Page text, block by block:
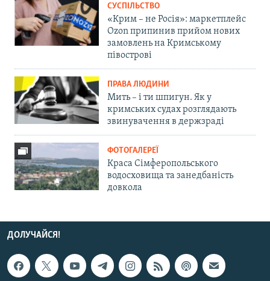
СУСПІЛЬСТВО
«Крим – не Росія»: маркетплейс
Ozon припинив прийом нових
замовлень на Кримському
півострові
ПРАВА ЛЮДИНИ
Мить – і ти шпигун. Як у
кримських судах розглядають
звинувачення в держзраді
ФОТОГАЛЕРЕЇ
Краса Сімферопольського
водосховища та занедбаність
довкола
ДОЛУЧАЙСЯ!